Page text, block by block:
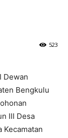
523
Dewan
Bengkulu
III Desa
Kecamatan